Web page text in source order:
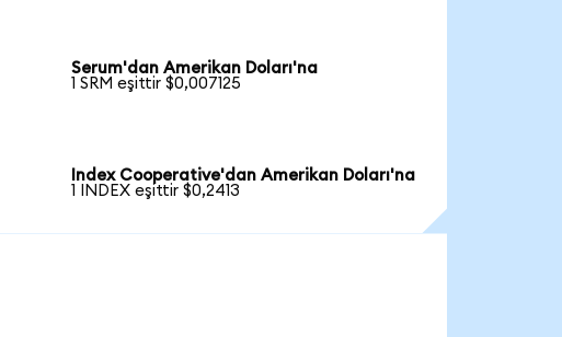
Serum'dan Amerikan Doları'na
1 SRM eşittir $0,007125
Index Cooperative'dan Amerikan Doları'na
1 INDEX eşittir $0,2413